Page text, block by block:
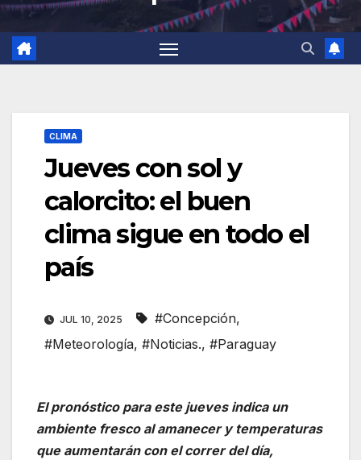
CLIMA
Jueves con sol y
calorcito: el buen
clima sigue en todo el
país
JUL 10, 2025 #Concepción,
#Meteorología, #Noticias., #Paraguay
El pronóstico para este jueves indica un
ambiente fresco al amanecer y temperaturas
que aumentarán con el correr del día,